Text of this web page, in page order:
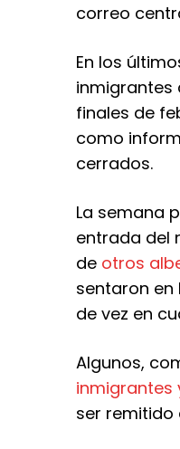
correo
En los
inmigrantes
finales de
como
cerrados.
La semana
entrada del
de otros
sentaron en
de vez en
Algunos,
inmigrantes
ser remitido